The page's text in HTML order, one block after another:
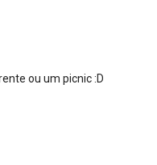
ou um picnic :D